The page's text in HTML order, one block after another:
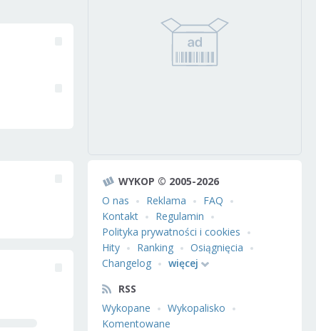
WYKOP © 2005-2026
O nas
Reklama
FAQ
Kontakt
Regulamin
Polityka prywatności i cookies
Hity
Ranking
Osiągnięcia
Changelog
więcej
RSS
Wykopane
Wykopalisko
Komentowane